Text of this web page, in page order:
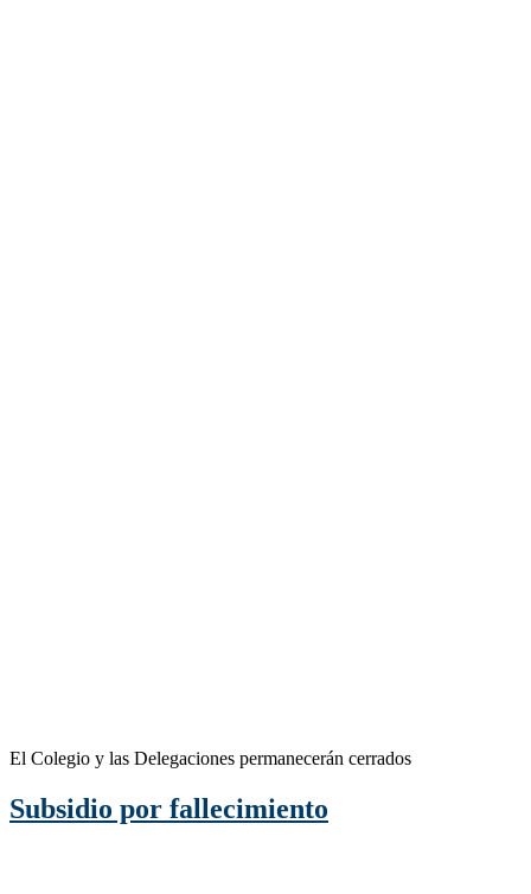
El Colegio y las Delegaciones permanecerán cerrados
Subsidio por fallecimiento